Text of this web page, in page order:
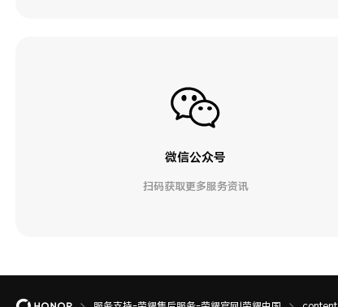
微信公众号
扫码获取更多服务资讯